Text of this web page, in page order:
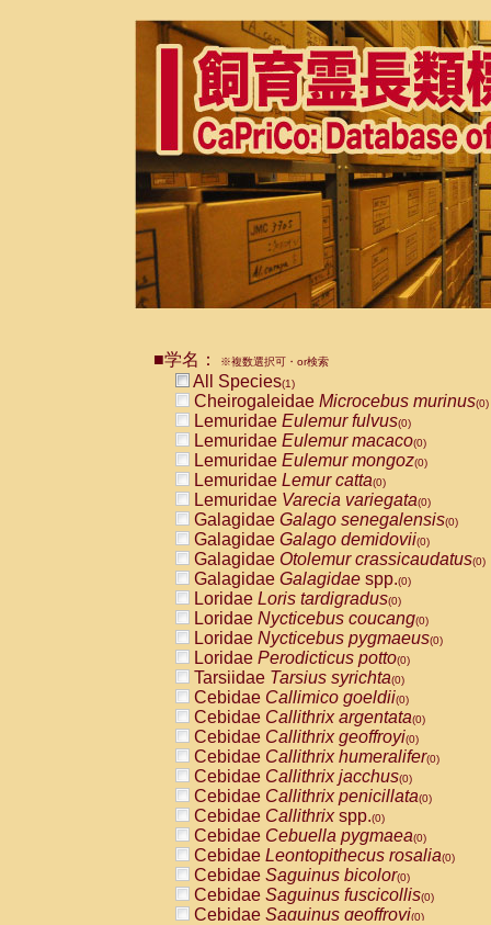
■学名： ※複数選択可・or検索
All Species(1)
Cheirogaleidae Microcebus murinus(0)
Lemuridae Eulemur fulvus(0)
Lemuridae Eulemur macaco(0)
Lemuridae Eulemur mongoz(0)
Lemuridae Lemur catta(0)
Lemuridae Varecia variegata(0)
Galagidae Galago senegalensis(0)
Galagidae Galago demidovii(0)
Galagidae Otolemur crassicaudatus(0)
Galagidae Galagidae spp.(0)
Loridae Loris tardigradus(0)
Loridae Nycticebus coucang(0)
Loridae Nycticebus pygmaeus(0)
Loridae Perodicticus potto(0)
Tarsiidae Tarsius syrichta(0)
Cebidae Callimico goeldii(0)
Cebidae Callithrix argentata(0)
Cebidae Callithrix geoffroyi(0)
Cebidae Callithrix humeralifer(0)
Cebidae Callithrix jacchus(0)
Cebidae Callithrix penicillata(0)
Cebidae Callithrixspp.(0)
Cebidae Cebuella pygmaea(0)
Cebidae Leontopithecus rosalia(0)
Cebidae Saguinus bicolor(0)
Cebidae Saguinus fuscicollis(0)
Cebidae Saguinus geoffroyi(0)